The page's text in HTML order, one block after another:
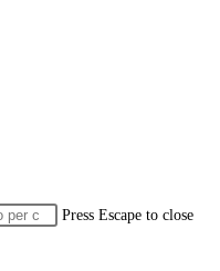
Press Escape to close